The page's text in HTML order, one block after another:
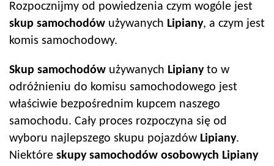
Rozpocznijmy od powiedzenia czym wogóle jest
skup samochodów używanych Lipiany, a czym jest
komis samochodowy.
Skup samochodów używanych Lipianyto w
odróżnieniu do komisu samochodowego jest
właściwie bezpośrednim kupcem naszego
samochodu. Cały proces rozpoczyna się od
wyboru najlepszego skupu pojazdów Lipiany.
Niektóre skupy samochodów osobowych Lipiany